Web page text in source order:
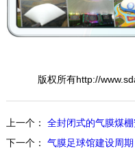
版权所有http://
上一个： 全封闭式的气膜煤
下一个： 气膜足球馆建设周